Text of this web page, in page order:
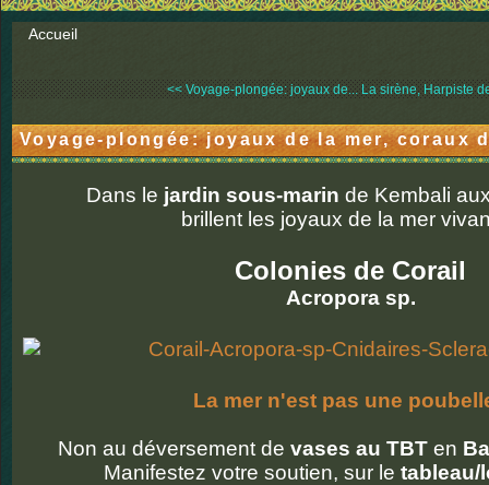
Accueil
<< Voyage-plongée: joyaux de... La sirène, Harpiste
Voyage-plongée: joyaux de la mer, coraux
Dans le jardin sous-marin de Kembali
brillent les joyaux de la mer
Colonies de Corail
Acropora sp.
La mer n'est pas une
Non au déversement de vases au TBT en
Manifestez votre soutien, sur le tableau/